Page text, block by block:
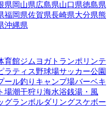
県岡山県広島県山口県徳島県
福岡県佐賀県長崎県大分県熊
沖縄県
育館ジム ヨガトランポリンテ
ラティス野球場サッカー公園
ール釣り キャンプ場バーベキ
場潮干狩り 海水浴銭湯・風
グランボルダリングスケボー